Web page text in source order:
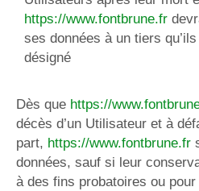
https://www.fontbrune.fr
ses données à un tiers
désigné
Dès que https://
décès d’un Utilisateur et à
part, https://www.fontbrune.fr
données, sauf si leur
à des fins probatoires ou